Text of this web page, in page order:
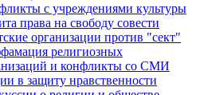
с учреждениями культуры
права на свободу совести
организации против "сект"
религиозных
и конфликты со СМИ
в защиту нравственности